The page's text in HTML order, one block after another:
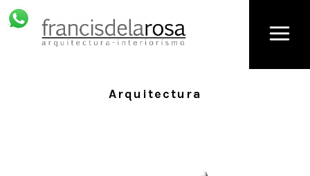
Arquitectura